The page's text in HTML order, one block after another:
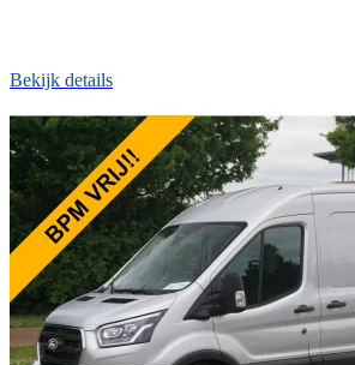
Bekijk details